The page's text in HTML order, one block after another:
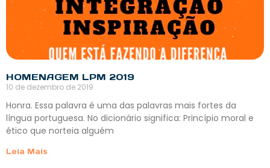
HOMENAGEM LPM 2019
10 de dezembro de 2019
Honra. Essa palavra é uma das palavras mais fortes da
língua portuguesa. No dicionário significa: Princípio moral e
ético que norteia alguém
Leia Mais